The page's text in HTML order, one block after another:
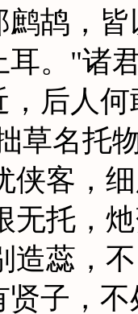
鹧鸪，
耳。"诸
后人
草名托
侠客，
无托，
造蕊，
子，